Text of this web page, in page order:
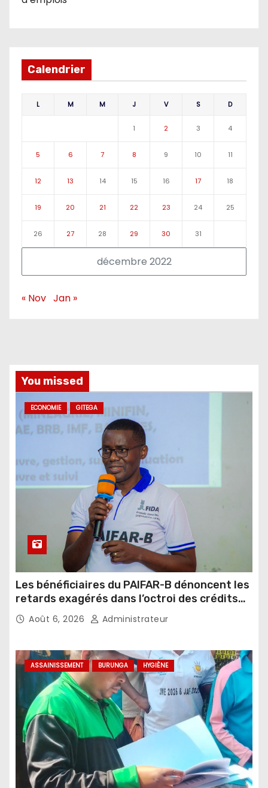
Calendrier
décembre 2022
L M M J V S D
1 2 3 4
5 6 7 8 9 10 11
12 13 14 15 16 17 18
19 20 21 22 23 24 25
26 27 28 29 30 31
« Nov Jan »
You missed
ECONOMIE GITEGA
Les bénéficiaires du PAIFAR-B dénoncent les
retards exagérés dans l’octroi des crédits
agricoles
Août 6, 2026 Administrateur
ASSAINISSEMENT BURUNGA HYGIÈNE